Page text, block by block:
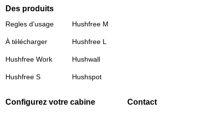
Des produits
Regles d’usage
À télécharger
Hushfree Work
Hushfree S
Hushfree M
Hushfree L
Hushwall
Hushspot
Configurez votre cabine Contact